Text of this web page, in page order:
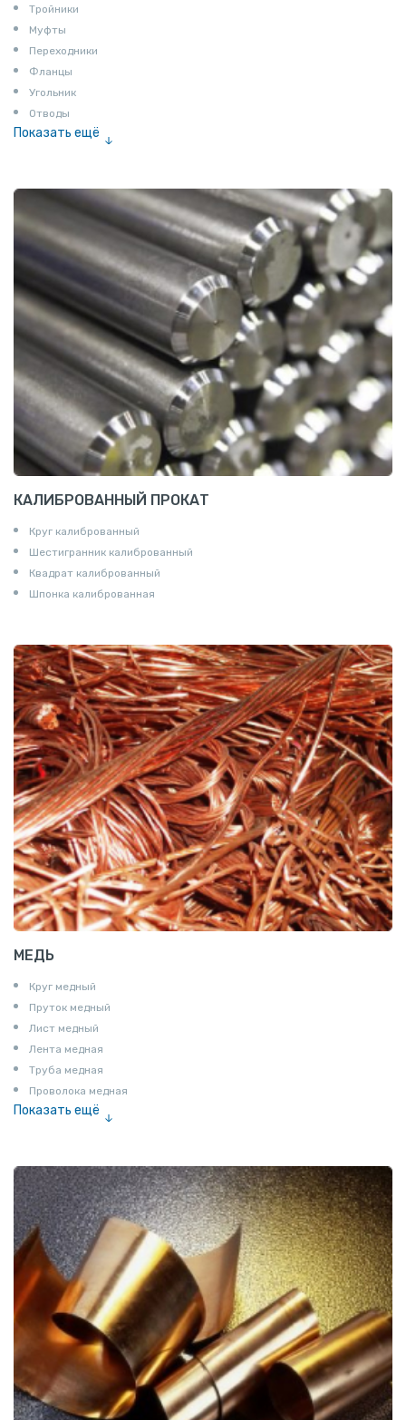
Тройники
Муфты
Переходники
Фланцы
Угольник
Отводы
Показать ещё
Соединение «американка»
Штуцеры
Сгоны
Удлинители для труб
Крестовины
Контргайки
КАЛИБРОВАННЫЙ ПРОКАТ
Круг калиброванный
Шестигранник калиброванный
Квадрат калиброванный
Шпонка калиброванная
МЕДЬ
Круг медный
Пруток медный
Лист медный
Лента медная
Труба медная
Проволока медная
Показать ещё